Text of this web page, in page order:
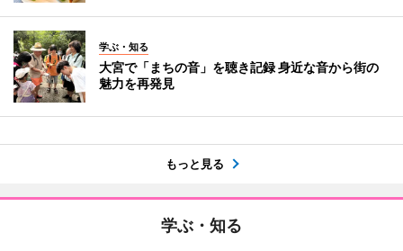
学ぶ・知る
大宮で「まちの音」を聴き記録 身近な音から街の
魅力を再発見
もっと見る
学ぶ・知る